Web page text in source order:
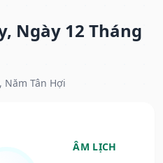
Ngày 12 Tháng
Năm Tân Hợi
ÂM LỊCH